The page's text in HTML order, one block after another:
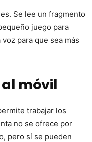
Se lee un fragmento
juego para
para que sea más
móvil
trabajar los
no se ofrece por
pero sí se pueden